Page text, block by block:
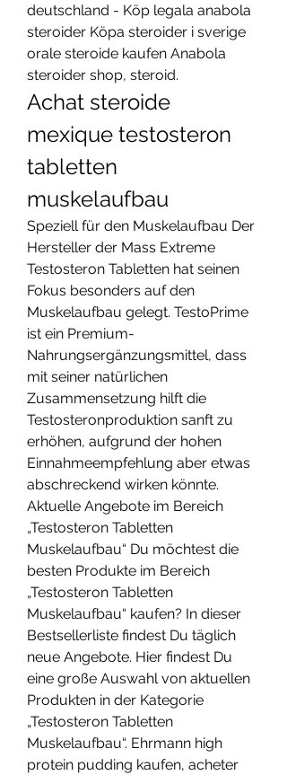
deutschland - Köp legala anabola
steroider Köpa steroider i sverige
orale steroide kaufen Anabola
steroider shop, steroid.
Achat steroide
mexique testosteron
tabletten
muskelaufbau
Speziell für den Muskelaufbau Der
Hersteller der Mass Extreme
Testosteron Tabletten hat seinen
Fokus besonders auf den
Muskelaufbau gelegt. TestoPrime
ist ein Premium-
Nahrungsergänzungsmittel, dass
mit seiner natürlichen
Zusammensetzung hilft die
Testosteronproduktion sanft zu
erhöhen, aufgrund der hohen
Einnahmeempfehlung aber etwas
abschreckend wirken könnte.
Aktuelle Angebote im Bereich
„Testosteron Tabletten
Muskelaufbau“ Du möchtest die
besten Produkte im Bereich
„Testosteron Tabletten
Muskelaufbau“ kaufen? In dieser
Bestsellerliste findest Du täglich
neue Angebote. Hier findest Du
eine große Auswahl von aktuellen
Produkten in der Kategorie
„Testosteron Tabletten
Muskelaufbau“. Ehrmann high
protein pudding kaufen, acheter